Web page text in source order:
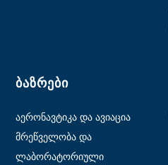
ᲑᲐᲖᲠᲔᲑᲘ
აერონავტიკა და ავიაცია
მრეწველობა და
ავტომატიზაცია
ლაბორატორიული